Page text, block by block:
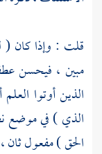
قلت : وإذا كان
مبين ، فيحسن
الذين أوتوا
الذي ) في موضع
الحق ) مفعول